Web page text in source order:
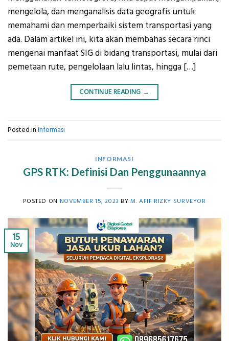
mengelola, dan menganalisis data geografis untuk
memahami dan memperbaiki sistem transportasi yang
ada. Dalam artikel ini, kita akan membahas secara rinci
mengenai manfaat SIG di bidang transportasi, mulai dari
pemetaan rute, pengelolaan lalu lintas, hingga […]
CONTINUE READING →
Posted in Informasi
INFORMASI
GPS RTK: Definisi Dan Penggunaannya
POSTED ON NOVEMBER 15, 2023 BYM. AFIF RIZKY SURVEYOR
15
Nov